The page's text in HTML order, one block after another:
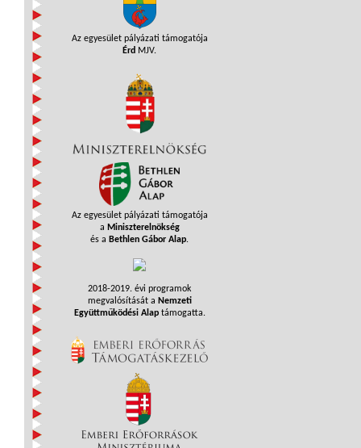
Az egyesület pályázati támogatója
Érd MJV.
Az egyesület pályázati támogatója
a Miniszterelnökség
és a Bethlen Gábor Alap.
2018-2019. évi programok
megvalósítását a Nemzeti
Együttműködési Alaptámogatta.